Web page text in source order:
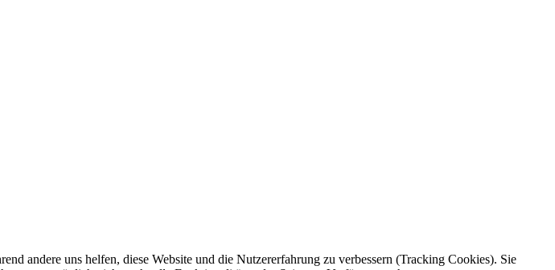
andere uns helfen, diese Website und die Nutzererfahrung zu verbessern (Tracking Cookies). Sie